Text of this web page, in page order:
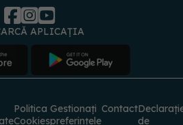
APLICAȚIA
Politica
Cookies
Gestionați
preferințele
Contact
de